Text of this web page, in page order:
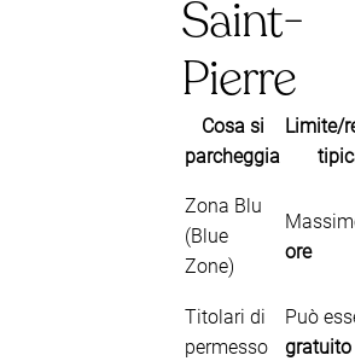
Saint-
Pierre
Cosa si
parcheggia
Limite/
Zona Blu
(Blue
Zone)
ore
Titolari di
permesso
Può
gratuito